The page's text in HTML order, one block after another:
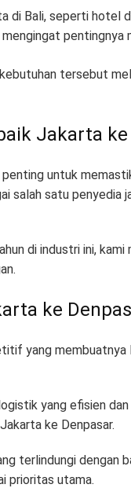
di Bali, seperti hotel
pentingnya
tersebut
Jakarta
untuk
salah satu
di industri ini,
.
ke
yang
yang efisien
ke Denpasar.
terlindungi dengan
prioritas utama.